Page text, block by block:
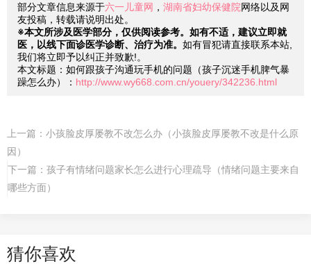
部分文章信息来源于六一儿童网 ， 湖南省妇幼保健院网络以及网
友投稿，转载请说明出处。
※本文所涉及医学部分，仅供阅读参考。如有不适，建议立即就
医，以线下面诊医学诊断、治疗为准。 如有冒犯请直接联系本站,
我们将立即予以纠正并致歉!。
本文标题：如何跟孩子沟通玩手机的问题（孩子沉迷手机脾气暴
躁怎么办）： http://www.wy668.com.cn/youery/342236.html
上一篇： 小孩脸皮厚屡教不改怎么办（小孩脸皮厚屡教不改是什么原
因）
下一篇： 孩子有情绪问题家长怎么进行心理疏导（情绪问题主要来自
哪些方面）
猜你喜欢